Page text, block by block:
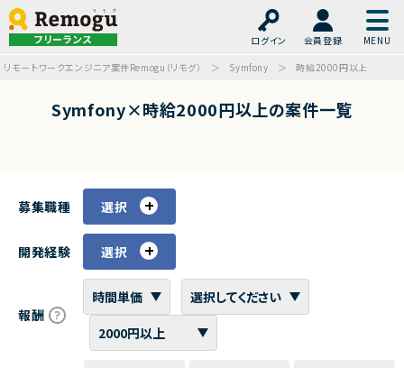
フリーランス ログイン
会員登録
リモートワークエンジニア案件Remogu（リモグ）
Symfony 時給2000円以上
Symfony×時給2000円以上の案件一覧
募集職種 選択
開発経験 選択
報酬